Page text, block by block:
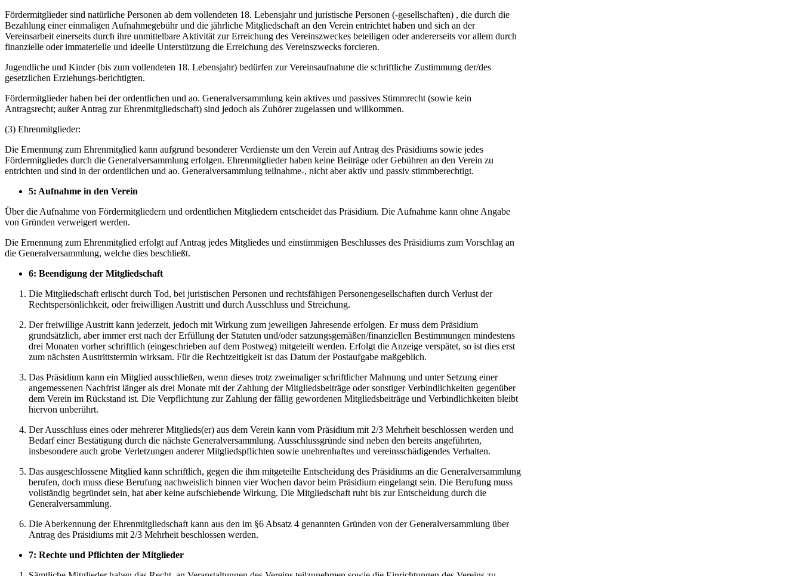
Fördermitglieder sind natürliche Personen ab dem vollendeten 18. Lebensjahr und juristische Personen (-gesellschaften) , die durch die
Bezahlung einer einmaligen Aufnahmegebühr und die jährliche Mitgliedschaft an den Verein entrichtet haben und sich an der
Vereinsarbeit einerseits durch ihre unmittelbare Aktivität zur Erreichung des Vereinszweckes beteiligen oder andererseits vor allem durch
finanzielle oder immaterielle und ideelle Unterstützung die Erreichung des Vereinszwecks forcieren.
Jugendliche und Kinder (bis zum vollendeten 18. Lebensjahr) bedürfen zur Vereinsaufnahme die schriftliche Zustimmung der/des
gesetzlichen Erziehungs-berichtigten.
Fördermitglieder haben bei der ordentlichen und ao. Generalversammlung kein aktives und passives Stimmrecht (sowie kein
Antragsrecht; außer Antrag zur Ehrenmitgliedschaft) sind jedoch als Zuhörer zugelassen und willkommen.
(3) Ehrenmitglieder:
Die Ernennung zum Ehrenmitglied kann aufgrund besonderer Verdienste um den Verein auf Antrag des Präsidiums sowie jedes
Fördermitgliedes durch die Generalversammlung erfolgen. Ehrenmitglieder haben keine Beiträge oder Gebühren an den Verein zu
entrichten und sind in der ordentlichen und ao. Generalversammlung teilnahme-, nicht aber aktiv und passiv stimmberechtigt.
5: Aufnahme in den Verein
Über die Aufnahme von Fördermitgliedern und ordentlichen Mitgliedern entscheidet das Präsidium. Die Aufnahme kann ohne Angabe
von Gründen verweigert werden.
Die Ernennung zum Ehrenmitglied erfolgt auf Antrag jedes Mitgliedes und einstimmigen Beschlusses des Präsidiums zum Vorschlag an
die Generalversammlung, welche dies beschließt.
6: Beendigung der Mitgliedschaft
Die Mitgliedschaft erlischt durch Tod, bei juristischen Personen und rechtsfähigen Personengesellschaften durch Verlust der
Rechtspersönlichkeit, oder freiwilligen Austritt und durch Ausschluss und Streichung.
Der freiwillige Austritt kann jederzeit, jedoch mit Wirkung zum jeweiligen Jahresende erfolgen. Er muss dem Präsidium
grundsätzlich, aber immer erst nach der Erfüllung der Statuten und/oder satzungsgemäßen/finanziellen Bestimmungen mindestens
drei Monaten vorher schriftlich (eingeschrieben auf dem Postweg) mitgeteilt werden. Erfolgt die Anzeige verspätet, so ist dies erst
zum nächsten Austrittstermin wirksam. Für die Rechtzeitigkeit ist das Datum der Postaufgabe maßgeblich.
Das Präsidium kann ein Mitglied ausschließen, wenn dieses trotz zweimaliger schriftlicher Mahnung und unter Setzung einer
angemessenen Nachfrist länger als drei Monate mit der Zahlung der Mitgliedsbeiträge oder sonstiger Verbindlichkeiten gegenüber
dem Verein im Rückstand ist. Die Verpflichtung zur Zahlung der fällig gewordenen Mitgliedsbeiträge und Verbindlichkeiten bleibt
hiervon unberührt.
Der Ausschluss eines oder mehrerer Mitglieds(er) aus dem Verein kann vom Präsidium mit 2/3 Mehrheit beschlossen werden und
Bedarf einer Bestätigung durch die nächste Generalversammlung. Ausschlussgründe sind neben den bereits angeführten,
insbesondere auch grobe Verletzungen anderer Mitgliedspflichten sowie unehrenhaftes und vereinsschädigendes Verhalten.
Das ausgeschlossene Mitglied kann schriftlich, gegen die ihm mitgeteilte Entscheidung des Präsidiums an die Generalversammlung
berufen, doch muss diese Berufung nachweislich binnen vier Wochen davor beim Präsidium eingelangt sein. Die Berufung muss
vollständig begründet sein, hat aber keine aufschiebende Wirkung. Die Mitgliedschaft ruht bis zur Entscheidung durch die
Generalversammlung.
Die Aberkennung der Ehrenmitgliedschaft kann aus den im §6 Absatz 4 genannten Gründen von der Generalversammlung über
Antrag des Präsidiums mit 2/3 Mehrheit beschlossen werden.
7: Rechte und Pflichten der Mitglieder